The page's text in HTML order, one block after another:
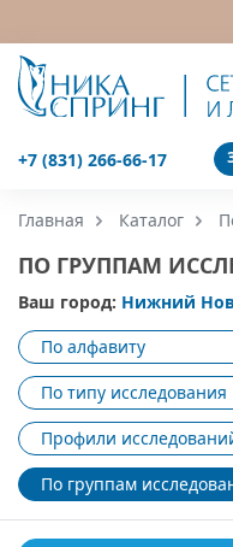
+7 (831) 266-66-17
Главная Каталог
ПО ГРУППАМ
Ваш город: Нижний
По алфавиту
По типу исследования
Профили
По группам